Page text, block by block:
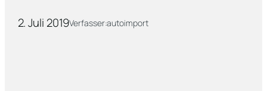
2. Juli 2019Verfasser:autoimport